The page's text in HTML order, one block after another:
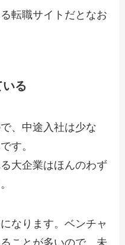
転職サイトだとなお
る
、中途入社は少な
す。
大企業はほんのわず
なります。ベンチャ